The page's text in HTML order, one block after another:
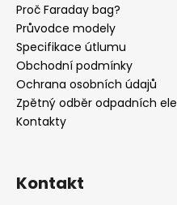
Proč Faraday bag?
Průvodce modely
Specifikace útlumu
Obchodní podmínky
Ochrana osobních údajů
Zpětný odběr odpadních
Kontakty
Kontakt